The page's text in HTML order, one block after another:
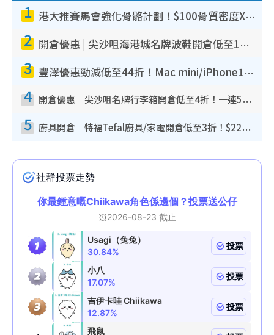
1 港大推賽馬會強化骨骼計劃！$100骨質密度X光檢查 完成免費運動訓練送超市禮券！附參加資格
2 開倉優惠 | 尖沙咀海港城名牌波鞋開倉低至1折！On鞋$899起／Joy&Peace鞋履$98起
3 豐澤優惠勁減低至44折！Mac mini/iPhone17Pro大減價！廚房家電$220起
4 開倉優惠｜尖沙咀名牌行李箱開倉低至4折！一連5日 American Tourister/ace./Hallmark $200起！
5 廚具開倉｜特福Tefal廚具/家電開倉低至3折！$220起買平底鍋/炒鑊/湯煲！電飯煲/吸塵機/燙斗$418起